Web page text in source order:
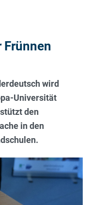
Frünnen
wird
Universität
den
in den